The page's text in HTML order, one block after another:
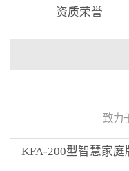
资质荣誉
致力
KFA-200型智慧家庭